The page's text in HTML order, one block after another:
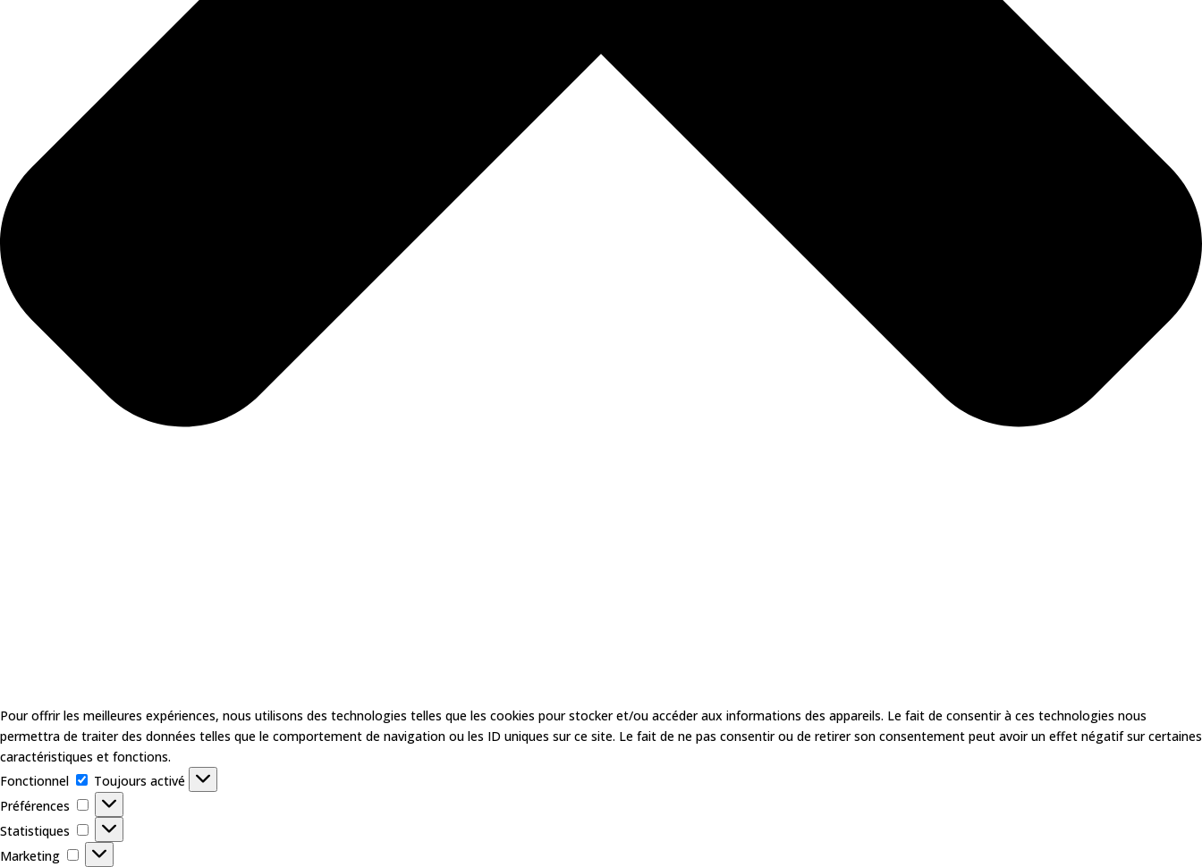
Pour offrir les meilleures expériences, nous utilisons des technologies telles que les cookies pour stocker et/ou accéder aux informations des appareils. Le fait de consentir à ces technologies nous
permettra de traiter des données telles que le comportement de navigation ou les ID uniques sur ce site. Le fait de ne pas consentir ou de retirer son consentement peut avoir un effet négatif sur certaines
caractéristiques et fonctions.
Fonctionnel
Fonctionnel
Toujours activé
Préférences
Préférences
Statistiques
Statistiques
Marketing
Marketing